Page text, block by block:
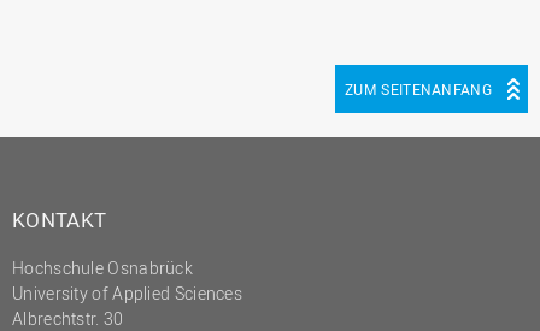
ZUM SEITENANFANG
KONTAKT
Hochschule Osnabrück
University of Applied Sciences
Albrechtstr. 30